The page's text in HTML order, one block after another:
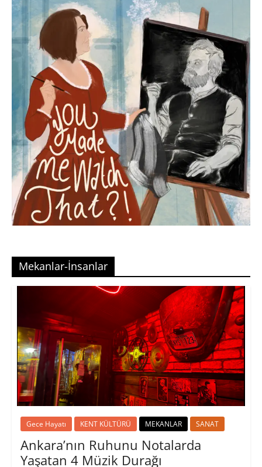
Mekanlar-İnsanlar
Gece Hayatı KENT KÜLTÜRÜ MEKANLAR SANAT
Ankara’nın Ruhunu Notalarda
Yaşatan 4 Müzik Durağı